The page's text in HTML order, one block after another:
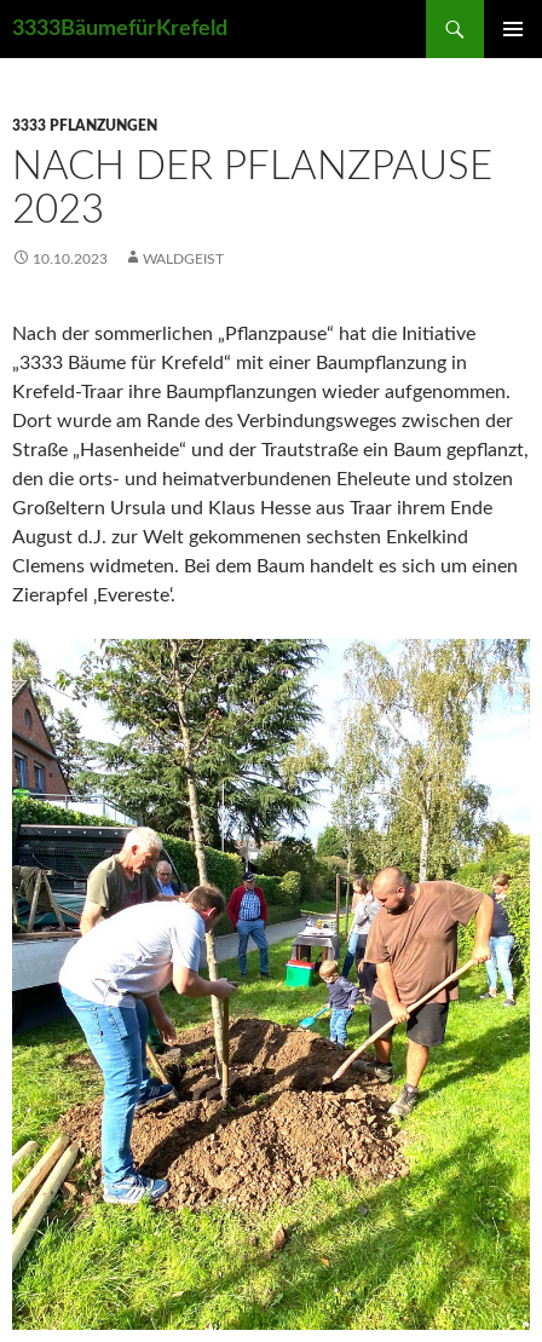
3333BäumefürKrefeld
3333 PFLANZUNGEN
NACH DER PFLANZPAUSE
2023
10.10.2023 WALDGEIST
Nach der sommerlichen „Pflanzpause“ hat die Initiative
„3333 Bäume für Krefeld“ mit einer Baumpflanzung in
Krefeld-Traar ihre Baumpflanzungen wieder aufgenommen.
Dort wurde am Rande des Verbindungsweges zwischen der
Straße „Hasenheide“ und der Trautstraße ein Baum gepflanzt,
den die orts- und heimatverbundenen Eheleute und stolzen
Großeltern Ursula und Klaus Hesse aus Traar ihrem Ende
August d.J. zur Welt gekommenen sechsten Enkelkind
Clemens widmeten. Bei dem Baum handelt es sich um einen
Zierapfel ‚Evereste‘.